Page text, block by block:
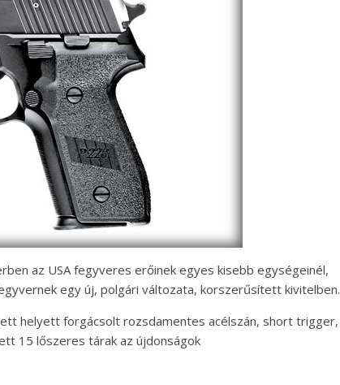
az USA fegyveres erőinek egyes kisebb egységeinél,
egy új, polgári változata, korszerűsített kivitelben.
helyett forgácsolt rozsdamentes acélszán, short trigger,
15 lőszeres tárak az újdonságok